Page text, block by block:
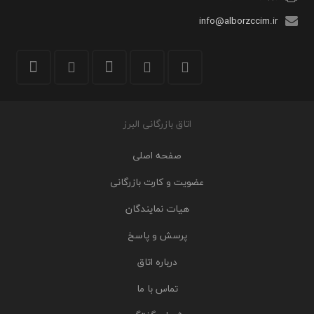
info@alborzccim.ir
اتاق بازرگانی البرز
صفحه اصلی
عضویت و کارت بازرگانی
هیات نمایندگان
پرسش و پاسخ
درباره اتاق
تماس با ما